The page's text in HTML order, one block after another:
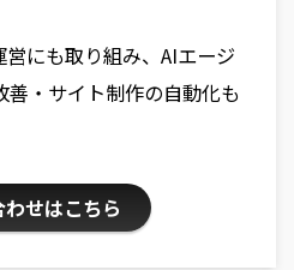
にも取り組み、AIエージ
善・サイト制作の自動化も
せはこちら